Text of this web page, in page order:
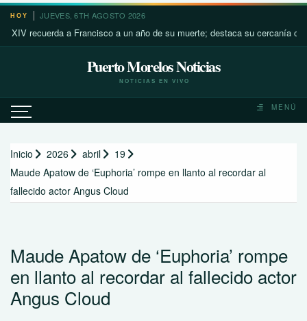
Saltar
contenido
HOY JUEVES, 6TH AGOSTO 2026
a Francisco a un año de su muerte; destaca su cercanía con los
Puerto Morelos Noticias
NOTICIAS EN VIVO
MENÚ
Inicio 2026 abril
19
Maude Apatow de ‘Euphoria’ rompe en llanto al recordar al
fallecido actor Angus Cloud
Maude Apatow de ‘Euphoria’ rompe
en llanto al recordar al fallecido actor
Angus Cloud